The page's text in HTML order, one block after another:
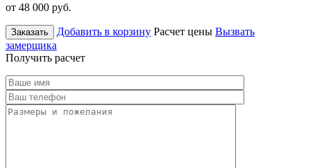
от 48 000 руб.
Заказать Добавить в корзину Расчет цены Вызвать
замерщика
Получить расчет